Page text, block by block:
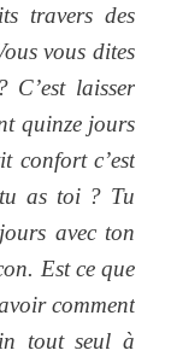
travers des
vous dites
C’est laisser
quinze jours
confort c’est
as toi ? Tu
avec ton
Est ce que
comment
tout seul à